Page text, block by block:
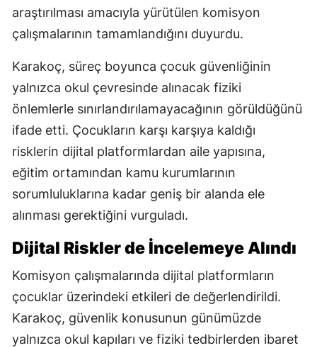
araştırılması amacıyla yürütülen komisyon
çalışmalarının tamamlandığını duyurdu.
Karakoç, süreç boyunca çocuk güvenliğinin
yalnızca okul çevresinde alınacak fiziki
önlemlerle sınırlandırılamayacağının görüldüğünü
ifade etti. Çocukların karşı karşıya kaldığı
risklerin dijital platformlardan aile yapısına,
eğitim ortamından kamu kurumlarının
sorumluluklarına kadar geniş bir alanda ele
alınması gerektiğini vurguladı.
Dijital Riskler de İncelemeye Alındı
Komisyon çalışmalarında dijital platformların
çocuklar üzerindeki etkileri de değerlendirildi.
Karakoç, güvenlik konusunun günümüzde
yalnızca okul kapıları ve fiziki tedbirlerden ibaret